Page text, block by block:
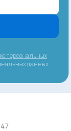
персональных
данных